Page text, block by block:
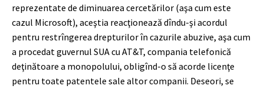
reprezentate de diminuarea cercetărilor (aşa cum este
cazul Microsoft), aceştia reacţionează dîndu-şi acordul
pentru restrîngerea drepturilor în cazurile abuzive, aşa cum
a procedat guvernul SUA cu AT&T, compania telefonică
deţinătoare a monopolului, obligînd-o să acorde licenţe
pentru toate patentele sale altor companii. Deseori, se